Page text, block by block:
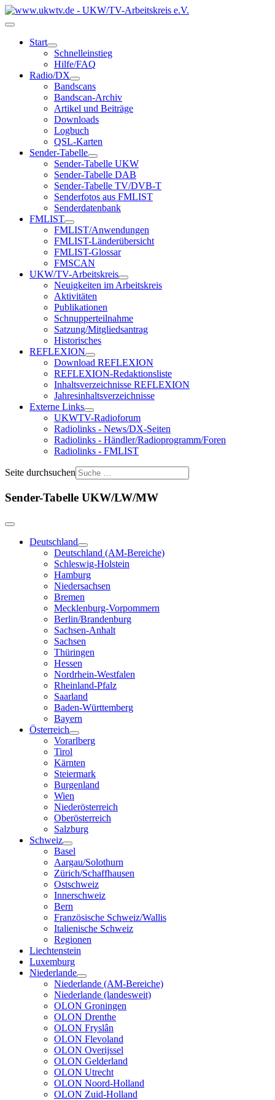
Start
Schnelleinstieg
Hilfe/FAQ
Radio/DX
Bandscans
Bandscan-Archiv
Artikel und Beiträge
Downloads
Logbuch
QSL-Karten
Sender-Tabelle
Sender-Tabelle UKW
Sender-Tabelle DAB
Sender-Tabelle TV/DVB-T
Senderfotos aus FMLIST
Senderdatenbank
FMLIST
FMLIST/Anwendungen
FMLIST-Länderübersicht
FMLIST-Glossar
FMSCAN
UKW/TV-Arbeitskreis
Neuigkeiten im Arbeitskreis
Aktivitäten
Publikationen
Schnupperteilnahme
Satzung/Mitgliedsantrag
Historisches
REFLEXION
Download REFLEXION
REFLEXION-Redaktionsliste
Inhaltsverzeichnisse REFLEXION
Jahresinhaltsverzeichnisse
Externe Links
UKWTV-Radioforum
Radiolinks - News/DX-Seiten
Radiolinks - Händler/Radioprogramm/Foren
Radiolinks - FMLIST
Seite durchsuchen
Sender-Tabelle UKW/LW/MW
Deutschland
Deutschland (AM-Bereiche)
Schleswig-Holstein
Hamburg
Niedersachsen
Bremen
Mecklenburg-Vorpommern
Berlin/Brandenburg
Sachsen-Anhalt
Sachsen
Thüringen
Hessen
Nordrhein-Westfalen
Rheinland-Pfalz
Saarland
Baden-Württemberg
Bayern
Österreich
Vorarlberg
Tirol
Kärnten
Steiermark
Burgenland
Wien
Niederösterreich
Oberösterreich
Salzburg
Schweiz
Basel
Aargau/Solothurn
Zürich/Schaffhausen
Ostschweiz
Innerschweiz
Bern
Französische Schweiz/Wallis
Italienische Schweiz
Regionen
Liechtenstein
Luxemburg
Niederlande
Niederlande (AM-Bereiche)
Niederlande (landesweit)
OLON Groningen
OLON Drenthe
OLON Fryslân
OLON Flevoland
OLON Overijssel
OLON Gelderland
OLON Utrecht
OLON Noord-Holland
OLON Zuid-Holland